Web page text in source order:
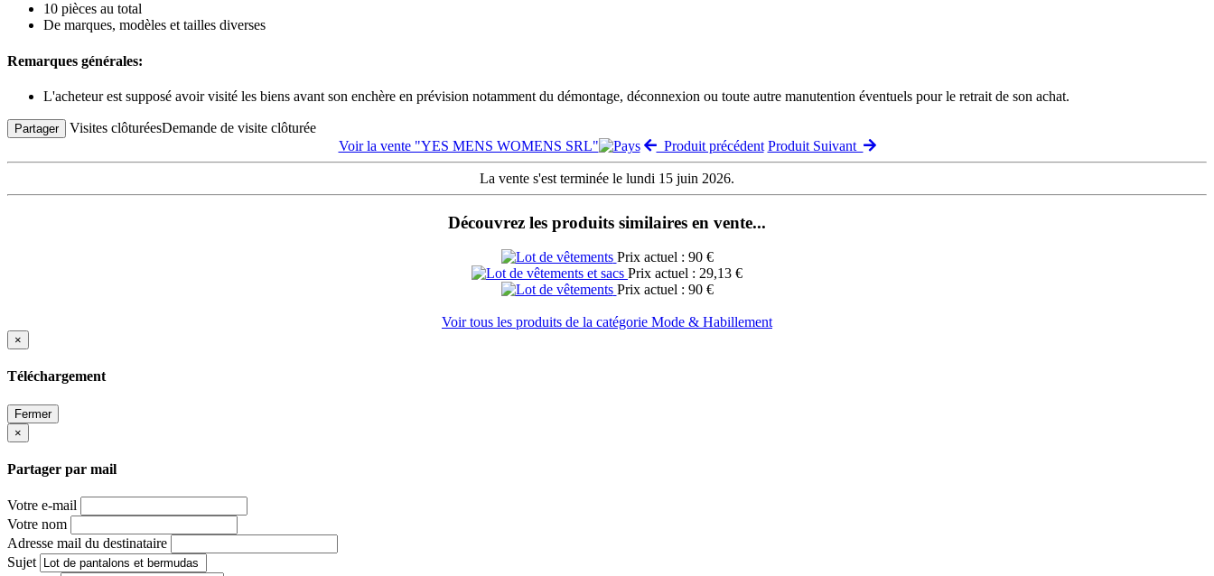
10 pièces au total
De marques, modèles et tailles diverses
Remarques générales:
L'acheteur est supposé avoir visité les biens avant son enchère en prévision notamment du démontage, déconnexion ou toute autre manutention éventuels pour le retrait de son achat.
Partager Visites clôturéesDemande de visite clôturée
Voir la vente "YES MENS WOMENS SRL"
Produit précédent Produit Suivant
La vente s'est terminée le lundi 15 juin 2026.
Découvrez les produits similaires en vente...
Prix actuel : 90 €
Prix actuel : 29,13 €
Prix actuel : 90 €
Voir tous les produits de la catégorie Mode & Habillement
×
Téléchargement
Fermer
×
Partager par mail
Votre e-mail
Votre nom
Adresse mail du destinataire
Sujet